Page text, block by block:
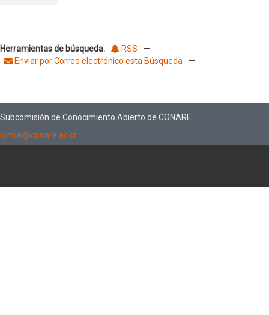
Herramientas de búsqueda: RSS
—
Enviar por Correo electrónico esta Búsqueda
—
Subcomisión de Conocimiento Abierto de CONARE
kimuk@conare.ac.cr